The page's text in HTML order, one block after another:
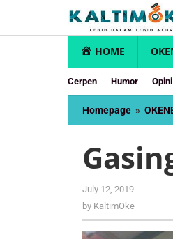
content
HOME
Cerpen Humor Opini
Homepage »
July 12, 2019
by KaltimOke